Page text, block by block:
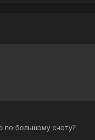
по большому счету?